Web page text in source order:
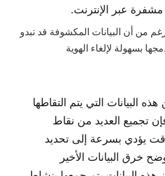
عبر الإنترنت.
من أن البيانات المكشوفة قد تبدو
بسهولة لإلغاء الهوية
البيانات التي يتم التقاطها
تجميع العديد من نقاط
يؤدي بسرعة إلى تحديد
خرق البيانات الأخير